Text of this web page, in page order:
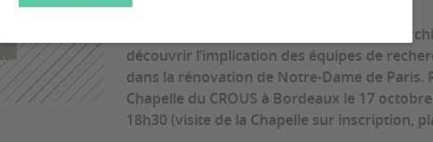
A l’occasion des journées nationales de
découvrir l’implication des équipes de
dans la rénovation de Notre-Dame de Paris.
Chapelle du CROUS à Bordeaux le 17
18h30 (visite de la Chapelle sur inscription,